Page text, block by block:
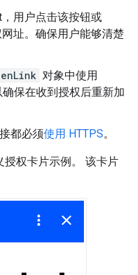
用户点击该按钮或
址。确保用户能够清楚
对象中使用
保在收到授权后重新加
都必须使用 HTTPS。
权卡片示例。 该卡片